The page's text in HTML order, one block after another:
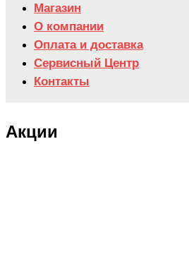
Магазин
О компании
Оплата и доставка
Сервисный Центр
Контакты
Акции